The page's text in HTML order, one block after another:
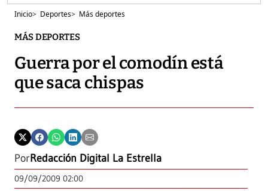
Inicio> Deportes> Más deportes
MÁS DEPORTES
Guerra por el comodín está
que saca chispas
PorRedacción Digital La Estrella
09/09/2009 02:00